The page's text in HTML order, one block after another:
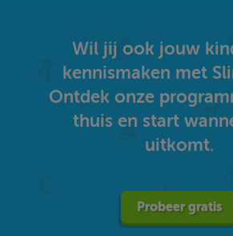
Wil jij ook jouw
kennismaken met
Ontdek onze
thuis en start
uitkomt.
Probeer gratis